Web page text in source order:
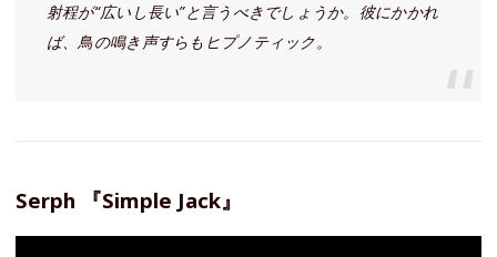
射程が“広いし長い”と言うべきでしょうか。彼にかかれ
ば、鳥の鳴き声すらもヒプノティック。
Serph 『Simple Jack』